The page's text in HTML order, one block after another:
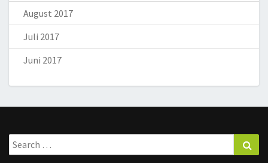
August 2017
Juli 2017
Juni 2017
Search
for: